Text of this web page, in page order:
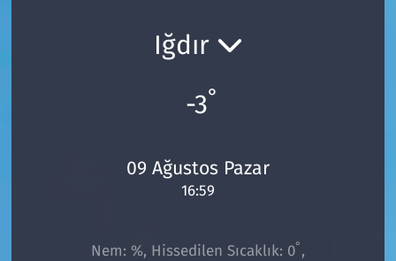
Iğdır
-3°
09 Ağustos Pazar
16:59
Nem: %, Hissedilen Sıcaklık: 0° ,
Kültür Sanat
Marmaraereğlisi